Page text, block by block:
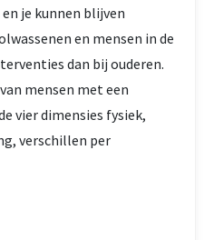
je kunnen blijven
en mensen in de
dan bij ouderen.
mensen met een
vier dimensies fysiek,
verschillen per